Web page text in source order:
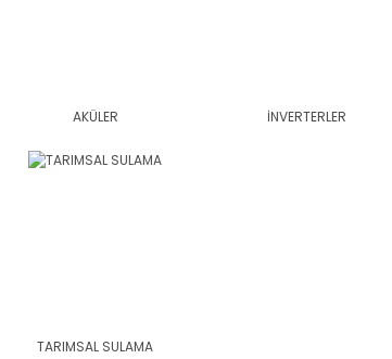
AKÜLER İNVERTERLER
TARIMSAL SULAMA